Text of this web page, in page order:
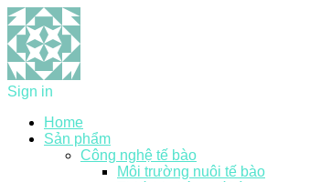
Sign in
Home
Sản phẩm
Công nghệ tế bào
Môi trường nuôi tế bào